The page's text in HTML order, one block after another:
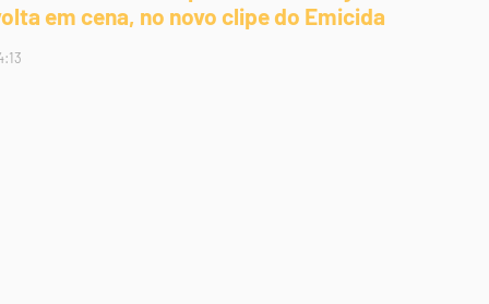
em cena, no novo clipe do Emicida